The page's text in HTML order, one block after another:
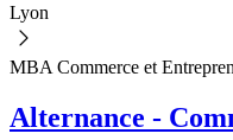
Lyon
MBA Commerce et
Alternance -